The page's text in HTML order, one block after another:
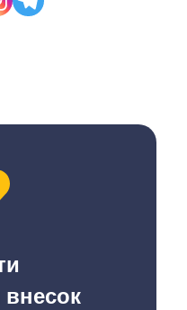
внесок